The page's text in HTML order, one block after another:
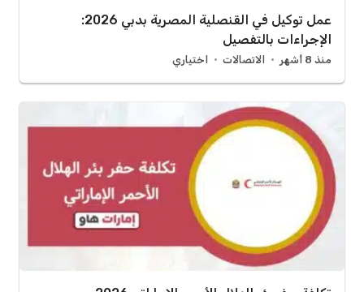
عمل توكيل في القنصلية المصرية بدبي 2026:
الإجراءات بالتفصيل
منذ 8 أشهر الاتصالات اختياري